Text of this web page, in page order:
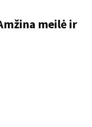
meilė ir